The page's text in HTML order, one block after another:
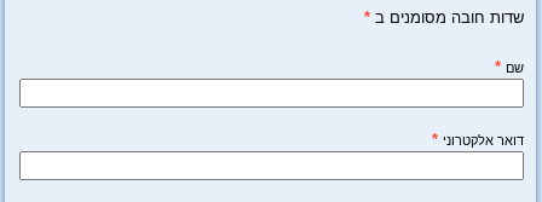
שדות חובה מסומנים ב*
שם *
דואר אלקטרוני *